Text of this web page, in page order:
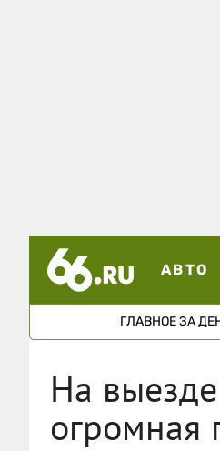
АВТО
ГЛАВНОЕ ЗА
На
огромная